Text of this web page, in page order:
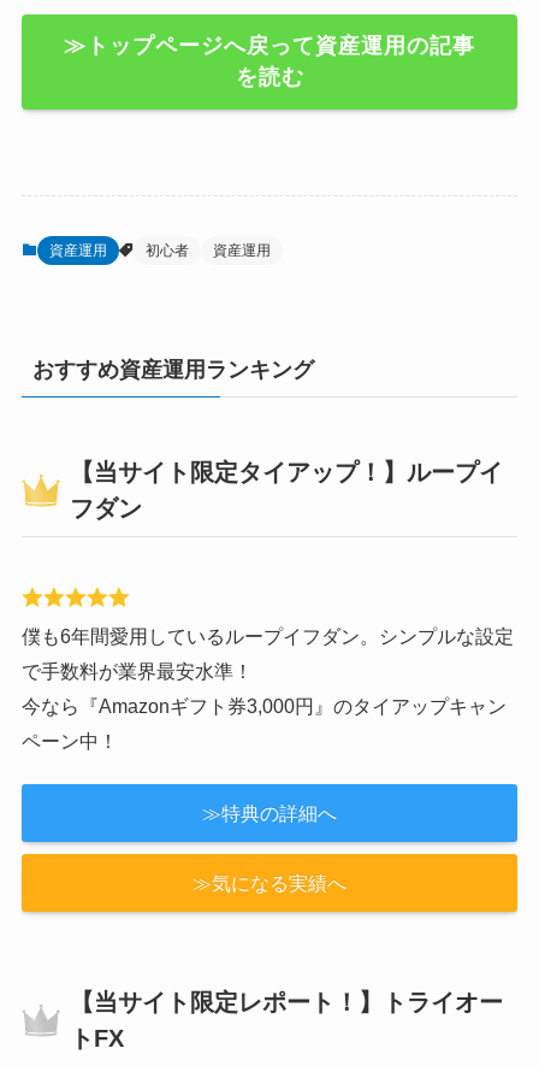
≫トップページへ戻って資産運用の記事
を読む
資産運用 初心者 資産運用
おすすめ資産運用ランキング
【当サイト限定タイアップ！】ループイ
フダン
僕も6年間愛用しているループイフダン。シンプルな設定
で手数料が業界最安水準！
今なら『Amazonギフト券3,000円』のタイアップキャン
ペーン中！
≫特典の詳細へ
≫気になる実績へ
【当サイト限定レポート！】トライオー
トFX